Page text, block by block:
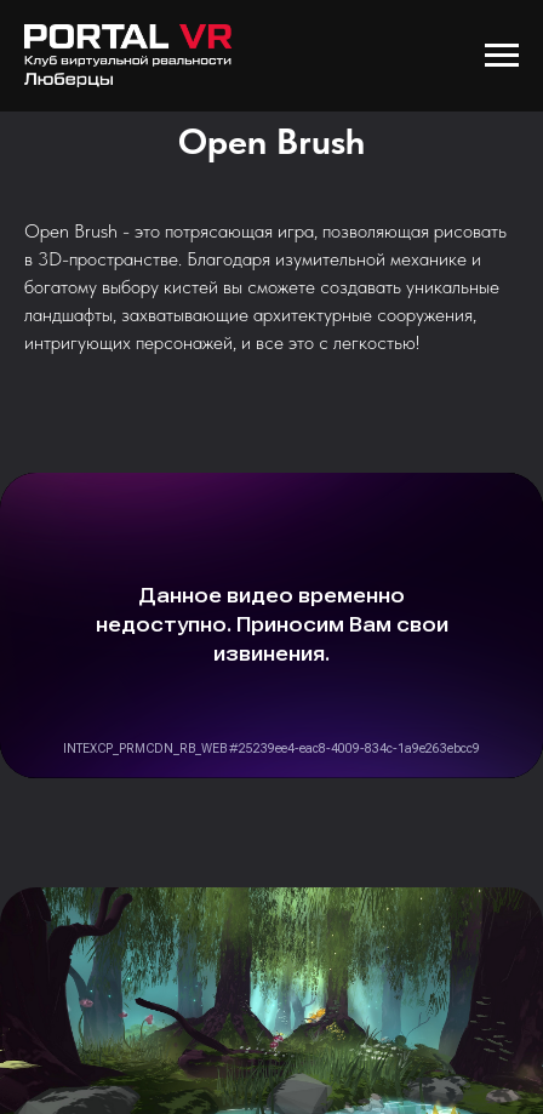
Open Brush
Open Brush - это потрясающая игра, позволяющая рисовать
в 3D-пространстве. Благодаря изумительной механике и
богатому выбору кистей вы сможете создавать уникальные
ландшафты, захватывающие архитектурные сооружения,
интригующих персонажей, и все это с легкостью!